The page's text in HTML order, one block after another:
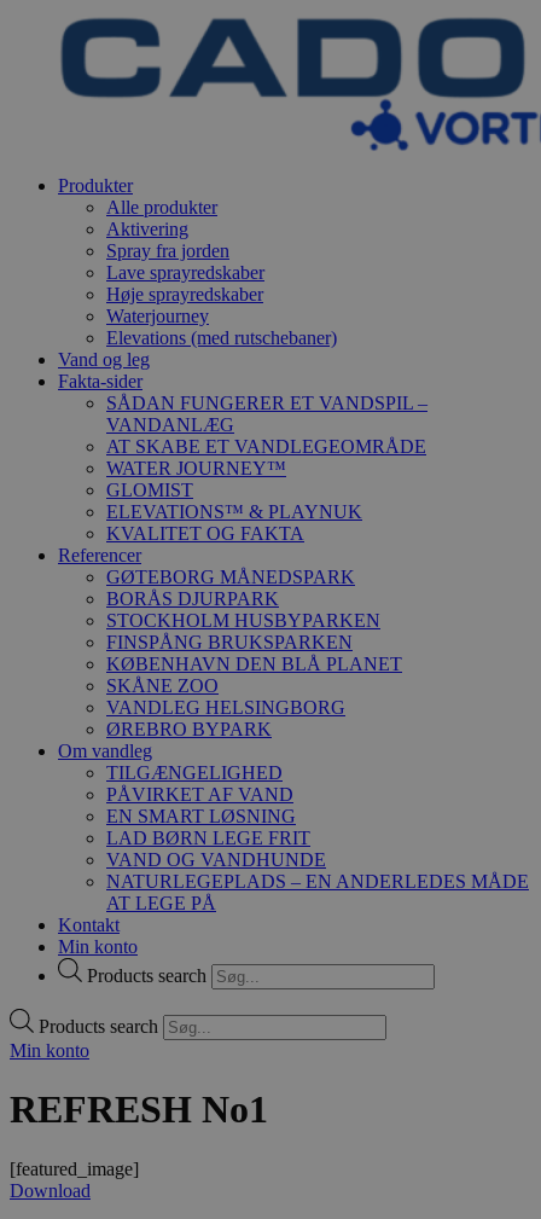
Produkter
Alle produkter
Aktivering
Spray fra jorden
Lave sprayredskaber
Høje sprayredskaber
Waterjourney
Elevations (med rutschebaner)
Vand og leg
Fakta-sider
SÅDAN FUNGERER ET VANDSPIL –
VANDANLÆG
AT SKABE ET VANDLEGEOMRÅDE
WATER JOURNEY™
GLOMIST
ELEVATIONS™ & PLAYNUK
KVALITET OG FAKTA
Referencer
GØTEBORG MÅNEDSPARK
BORÅS DJURPARK
STOCKHOLM HUSBYPARKEN
FINSPÅNG BRUKSPARKEN
KØBENHAVN DEN BLÅ PLANET
SKÅNE ZOO
VANDLEG HELSINGBORG
ØREBRO BYPARK
Om vandleg
TILGÆNGELIGHED
PÅVIRKET AF VAND
EN SMART LØSNING
LAD BØRN LEGE FRIT
VAND OG VANDHUNDE
NATURLEGEPLADS – EN ANDERLEDES MÅDE
AT LEGE PÅ
Kontakt
Min konto
Products search
Products search
Min konto
REFRESH No1
[featured_image]
Download